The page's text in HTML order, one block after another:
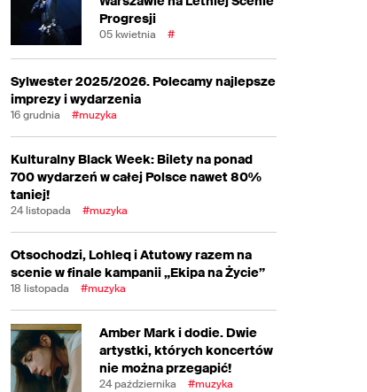
Progresji
05 kwietnia #
Sylwester 2025/2026. Polecamy najlepsze
imprezy i wydarzenia
16 grudnia #muzyka
Kulturalny Black Week: Bilety na ponad
700 wydarzeń w całej Polsce nawet 80%
taniej!
24 listopada #muzyka
Otsochodzi, Lohleq i Atutowy razem na
scenie w finale kampanii „Ekipa na Życie”
18 listopada #muzyka
Amber Mark i dodie. Dwie
artystki, których koncertów
nie można przegapić!
24 października #muzyka